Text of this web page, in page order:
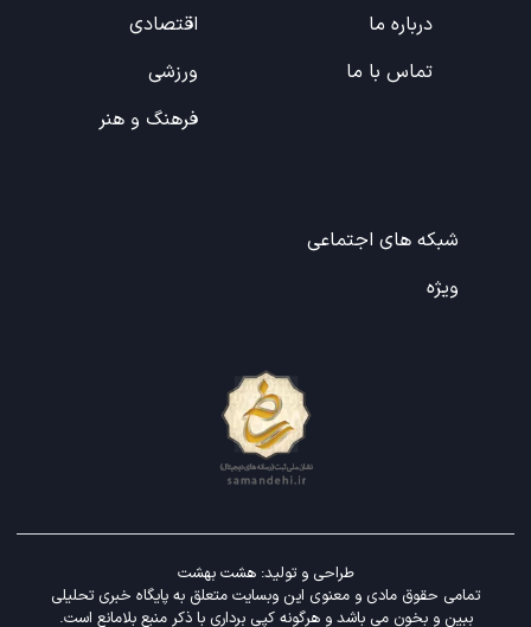
درباره ما
تماس با ما
اقتصادی
ورزشی
فرهنگ و هنر
شبکه های اجتماعی
ویژه
تمامی حقوق مادی و معنوی این وبسایت متعلق به پایگاه خبری تحلیلی
ببین و بخون می باشد و هرگونه کپی برداری با ذکر منبع بلامانع است.
طراحی و تولید:هشت بهشت